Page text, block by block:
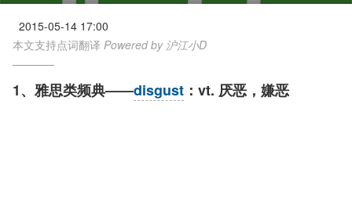
2015-05-14 17:00
本文支持点词翻译 Powered by 沪江小D
1、雅思类频典——disgust ：vt. 厌恶，嫌恶